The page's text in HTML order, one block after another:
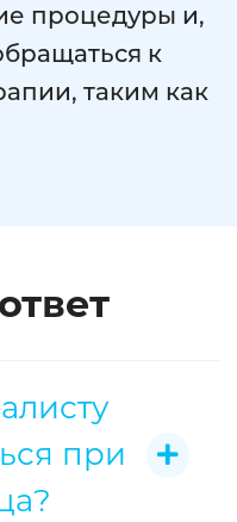
процедуры и,
к
таким как
при